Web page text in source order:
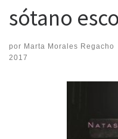
sótano
por Marta Morales Regacho
2017